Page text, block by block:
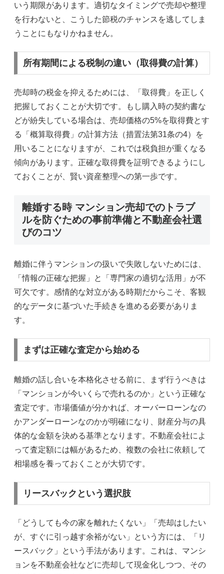
いう期限があります。適切なタイミングで売却や整理
を行わないと、こうした節税のチャンスを逃してしま
うことにもなりかねません。
所有期間による税制の違い（取得費の計算）
売却時の税金を抑えるためには、「取得費」を正しく
把握しておくことが大切です。もし購入時の契約書な
どが紛失している場合は、売却価格の5%を取得費とす
る「概算取得費」の計算方法（措置法第31条の4）を
用いることになりますが、これでは税負担が重くなる
傾向があります。正確な取得費を証明できるようにし
ておくことが、賢い資産整理への第一歩です。
離婚する時 マンション売却でのトラブ
ルを防ぐための事前準備と不動産会社選
びのコツ
離婚に伴うマンションの扱いで失敗しないためには、
「情報の正確な把握」と「専門家の適切な活用」が不
可欠です。感情的な対立がある時期だからこそ、客観
的なデータに基づいた手続きを進める必要がありま
す。
まずは正確な査定から始める
離婚の話し合いを本格化させる前に、まず行うべきは
「マンションが今いくらで売れるのか」という正確な
査定です。市場価値が分かれば、オーバーローンなの
かアンダーローンなのかが明確になり、財産分与の具
体的な金額を決める基準となります。不動産会社によ
って査定額には幅があるため、複数の会社に依頼して
相場感を養っておくことが大切です。
リースバックという選択肢
「どうしても今の家を離れたくない」「売却はしたい
が、すぐに引っ越す余裕がない」という方には、「リ
ースバック」という手法があります。これは、マンシ
ョンを不動産会社などに売却して現金化しつつ、その